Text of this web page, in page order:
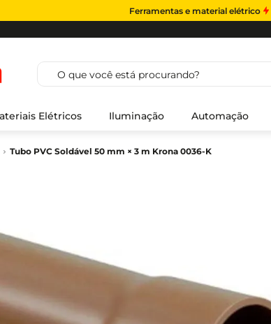
Ferramentas e material elétrico
O que você está procurando?
Elétricos Iluminação Automação
Tubo PVC Soldável 50 mm × 3 m Krona 0036-K